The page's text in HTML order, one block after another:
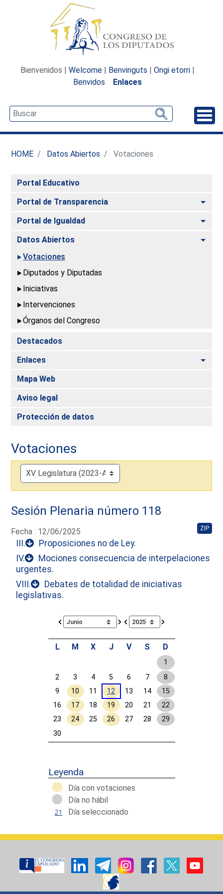
Bienvenidos | Welcome | Benvinguts | Ongi etorri |
Benvidos
Enlaces
HOME Datos Abiertos Votaciones
Portal Educativo
Portal de Transparencia
Portal de Igualdad
Datos Abiertos
Votaciones
Diputados y Diputadas
Iniciativas
Intervenciones
Órganos del Congreso
Destacados
Enlaces
Mapa Web
Aviso legal
Protección de datos
Votaciones
Sesión Plenaria número 118
Fecha : 12/06/2025 ZIP
III.
Proposiciones no de Ley.
IV.
Mociones consecuencia de interpelaciones
urgentes.
VIII.
Debates de totalidad de iniciativas
legislativas.
Calendar io de actividades. Doce Legislatura
L M X J V S D
1
2
3 4 5 6 7
8
9
10 11 12 13 14
15
16
17 18 19 20 21
22
23
24 25 26 27 28
29
30
Leyenda
Día con votaciones
Día no hábil
Día seleccionado